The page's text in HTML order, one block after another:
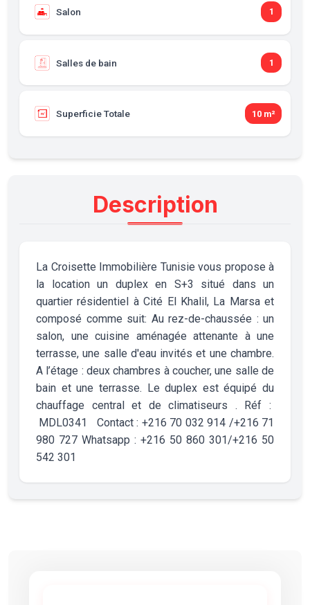
Salon 1
Salles de bain 1
Superficie Totale 10 m²
Description
La Croisette Immobilière Tunisie vous propose à
la location un duplex en S+3 situé dans un
quartier résidentiel à Cité El Khalil, La Marsa et
composé comme suit: Au rez-de-chaussée : un
salon, une cuisine aménagée attenante à une
terrasse, une salle d'eau invités et une chambre.
A l’étage : deux chambres à coucher, une salle de
bain et une terrasse. Le duplex est équipé du
chauffage central et de climatiseurs . Réf :
MDL0341 Contact : +216 70 032 914 /+216 71
980 727 Whatsapp : +216 50 860 301/+216 50
542 301